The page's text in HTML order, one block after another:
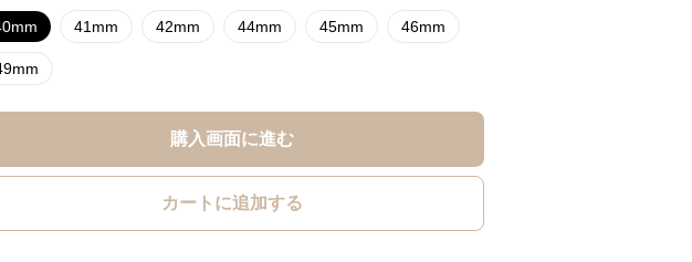
41mm 42mm 44mm 45mm 46mm
購入画面に進む
カートに追加する